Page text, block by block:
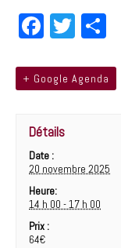
Fa
bo
T
tt ag
+ Google Agenda
Détails
Date :
20 novembre 2025
Heure:
14 h 00 - 17 h 00
Prix :
64€